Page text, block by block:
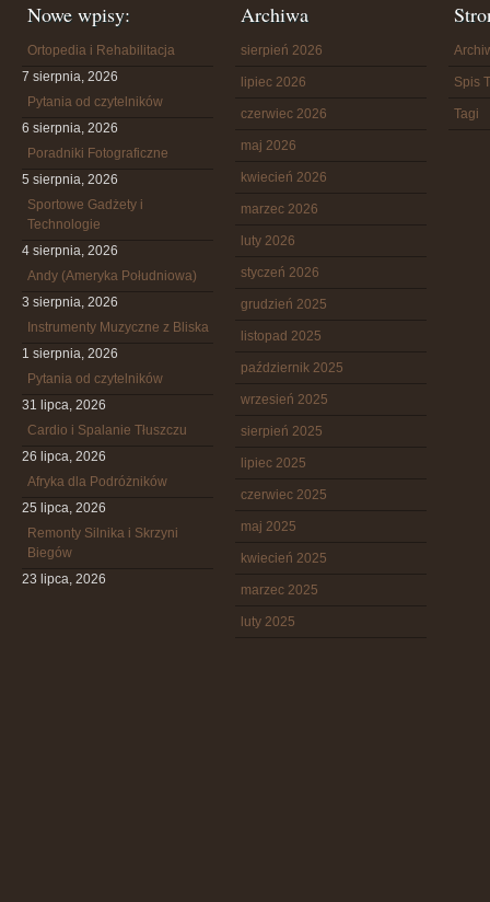
Nowe wpisy:
Ortopedia i Rehabilitacja
7 sierpnia, 2026
Pytania od czytelników
6 sierpnia, 2026
Poradniki Fotograficzne
5 sierpnia, 2026
Sportowe Gadżety i
Technologie
4 sierpnia, 2026
Andy (Ameryka Południowa)
3 sierpnia, 2026
Instrumenty Muzyczne z Bliska
1 sierpnia, 2026
Pytania od czytelników
31 lipca, 2026
Cardio i Spalanie Tłuszczu
26 lipca, 2026
Afryka dla Podróżników
25 lipca, 2026
Remonty Silnika i Skrzyni
Biegów
23 lipca, 2026
Archiwa
sierpień 2026
lipiec 2026
czerwiec 2026
maj 2026
kwiecień 2026
marzec 2026
luty 2026
styczeń 2026
grudzień 2025
listopad 2025
październik 2025
wrzesień 2025
sierpień 2025
lipiec 2025
czerwiec 2025
maj 2025
kwiecień 2025
marzec 2025
luty 2025
Spis
Tagi